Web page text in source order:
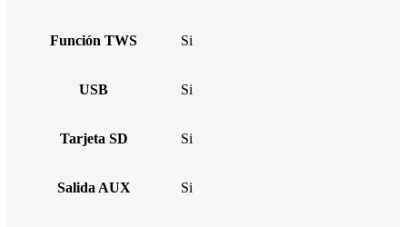
Función TWS Si
USB Si
Tarjeta SD Si
Salida AUX Si